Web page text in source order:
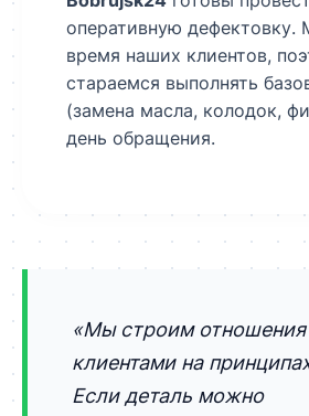
оперативную дефектовку.
время наших клиентов,
стараемся выполнять
(замена масла, колодок,
день обращения.
«Мы строим отношения
клиентами на
Если деталь можно